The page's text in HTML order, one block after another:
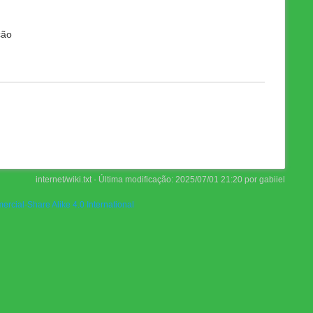
internet/wiki.txt · Última modificação: 2025/07/01 21:20 por gabiiel
Share Alike 4.0 International